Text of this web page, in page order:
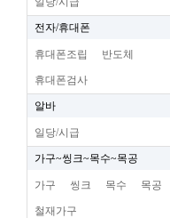
전자/휴대폰
휴대폰조립 반도체
휴대폰검사
알바
일당/시급
가구~씽크~목수~목공
가구 씽크 목수 목공
철재가구